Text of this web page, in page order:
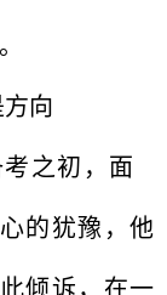
向
之初，面
的犹豫，他
倾诉，在一